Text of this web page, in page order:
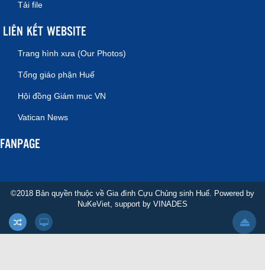
Tải file
LIÊN KẾT WEBSITE
Trang hình xưa (Our Photos)
Tổng giáo phận Huế
Hội đồng Giám mục VN
Vatican News
FANPAGE
©2018 Bản quyền thuộc về Gia đình Cựu Chủng sinh Huế. Powered by
NuKeViet , support by VINADES